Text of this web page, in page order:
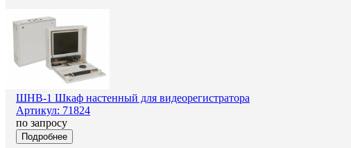
ШНВ-1 Шкаф настенный для видеорегистратора
Артикул: 71824
по запросу
Подробнее